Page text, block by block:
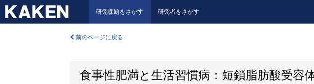
研究課題をさがす 研究者をさがす
前のページに戻る
食事性肥満と生活習慣病：短鎖脂肪酸受容